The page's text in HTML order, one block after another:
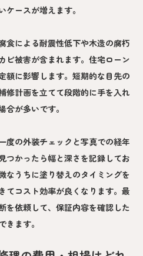
ースが増えます。
食による耐震性低下や木造の腐朽
ビ被害が含まれます。住宅ローン
額に影響します。短期的な目先の
修計画を立てて段階的に手を入れ
合が多いです。
度の外装チェックと写真での経年
つかったら幅と深さを記録してお
なうちに塗り替えのタイミングを
てコスト効率が良くなります。最
を依頼して、保証内容を確認した
きます。